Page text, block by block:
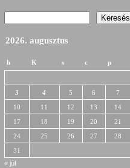
Keresés
2026. augusztus
h K s c p
3
4 5 6 7
10
11 12 13 14
17
18 19 20 21
24
25 26 27 28
31
« júl